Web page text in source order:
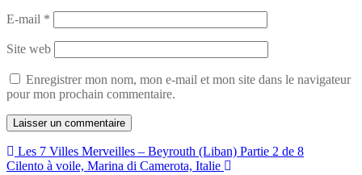
E-mail *
Site web
Enregistrer mon nom, mon e-mail et mon site dans le navigateur
pour mon prochain commentaire.
Navigation
Les 7 Villes Merveilles – Beyrouth (Liban) Partie 2 de 8
Cilento à voile, Marina di Camerota, Italie